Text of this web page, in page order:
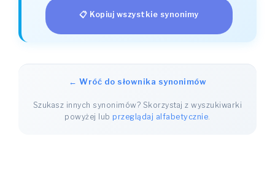
📋 Kopiuj wszystkie synonimy
← Wróć do słownika synonimów
Szukasz innych synonimów? Skorzystaj z wyszukiwarki
powyżej lubprzeglądaj alfabetycznie